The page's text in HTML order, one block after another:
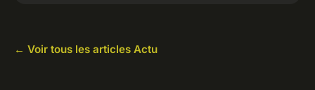
← Voir tous les articles Actu